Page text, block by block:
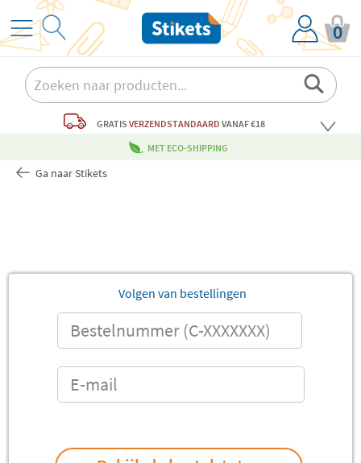
0
GRATIS VERZENDSTANDAARD VANAF €18
MET ECO-SHIPPING
Ga naar Stikets
Volgen van bestellingen